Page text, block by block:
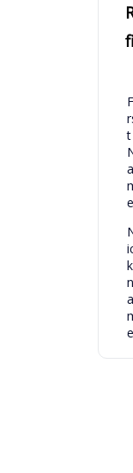
t
a
e
k
n
a
e